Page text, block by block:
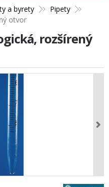
a byrety
Pipety
otvor
rozšírený